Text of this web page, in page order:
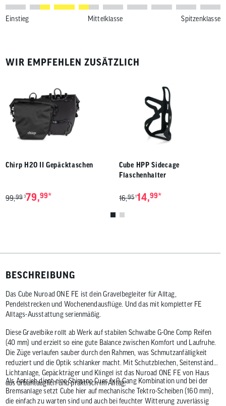
Einstieg Mittelklasse Spitzenklasse
WIR EMPFEHLEN ZUSÄTZLICH
Chirp H2O II Gepäcktaschen
99,99 379,99*
Cube HPP Sidecage
Flaschenhalter
16,95 114,99*
BESCHREIBUNG
Das Cube Nuroad ONE FE ist dein Gravelbegleiter für Alltag,
Pendelstrecken und Wochenendausflüge. Und das mit kompletter FE
Alltags-Ausstattung serienmäßig.
Diese Gravelbike rollt ab Werk auf stabilen Schwalbe G-One Comp Reifen
(40 mm) und erzielt so eine gute Balance zwischen Komfort und Laufruhe.
Die Züge verlaufen sauber durch den Rahmen, was Schmutzanfälligkeit
reduziert und die Optik schlanker macht. Mit Schutzblechen, Seitenständer,
Lichtanlage, Gepäckträger und Klingel ist das Nuroad ONE FE von Haus
aus urbantauglich und praktisch im Alltag.
Als Antrieb dient eine Shimano Cues 1x9-Gang Kombination und bei der
Bremsanlage setzt Cube hier auf mechanische Tektro-Scheiben (160 mm),
die einfach zu warten sind und auch bei feuchter Witterung zuverlässig